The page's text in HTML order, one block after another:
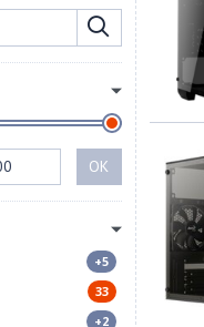
OK
+5
33
+2